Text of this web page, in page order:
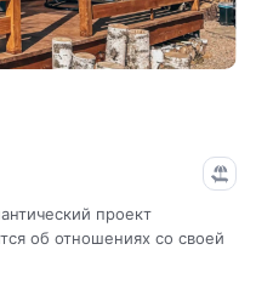
проект
об отношениях со своей